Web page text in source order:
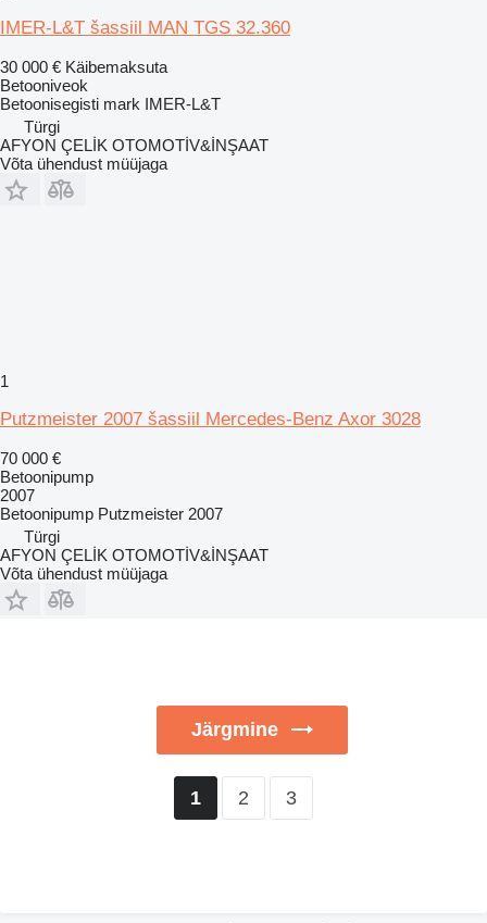
IMER-L&T šassiil MAN TGS 32.360
30 000 € Käibemaksuta
Betooniveok
Betoonisegisti mark IMER-L&T
Türgi
AFYON ÇELİK OTOMOTİV&İNŞAAT
Võta ühendust müüjaga
1
Putzmeister 2007 šassiil Mercedes-Benz Axor 3028
70 000 €
Betoonipump
2007
Betoonipump Putzmeister 2007
Türgi
AFYON ÇELİK OTOMOTİV&İNŞAAT
Võta ühendust müüjaga
Järgmine
1 2 3